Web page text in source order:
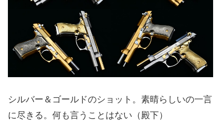
シルバー＆ゴールドのショット。素晴らしいの一言
に尽きる。何も言うことはない（殿下）